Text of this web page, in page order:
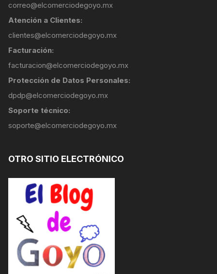
correo@elcomerciodegoyo.mx
Atención a Clientes:
clientes@elcomerciodegoyo.mx
Facturación:
facturacion@elcomerciodegoyo.mx
Protección de Datos Personales:
dpdp@elcomerciodegoyo.mx
Soporte técnico:
soporte@elcomerciodegoyo.mx
OTRO SITIO ELECTRÓNICO